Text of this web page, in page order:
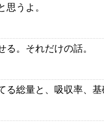
思うよ。
。それだけの話。
る総量と、吸収率、基